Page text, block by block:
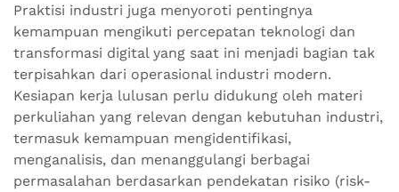
Praktisi industri juga menyoroti pentingnya
kemampuan mengikuti percepatan teknologi dan
transformasi digital yang saat ini menjadi bagian tak
terpisahkan dari operasional industri modern.
Kesiapan kerja lulusan perlu didukung oleh materi
perkuliahan yang relevan dengan kebutuhan industri,
termasuk kemampuan mengidentifikasi,
menganalisis, dan menanggulangi berbagai
permasalahan berdasarkan pendekatan risiko (risk-